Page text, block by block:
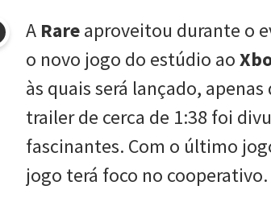
A Rareaproveitou durante o
o novo jogo do estúdio ao
às quais será lançado,
trailer de cerca de 1:38 foi
fascinantes. Com o último
jogo terá foco no cooperativo.